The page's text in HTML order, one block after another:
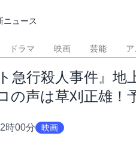
ニュース
ドラマ 映画 芸能 ア
急行殺人事件』
の声は草刈正雄！
時00分 映画